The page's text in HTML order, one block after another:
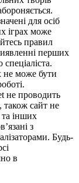
для осіб
іграх може
правил
перших
не може бути
не проводить
також сайт не
та інших
з
Будь-
в